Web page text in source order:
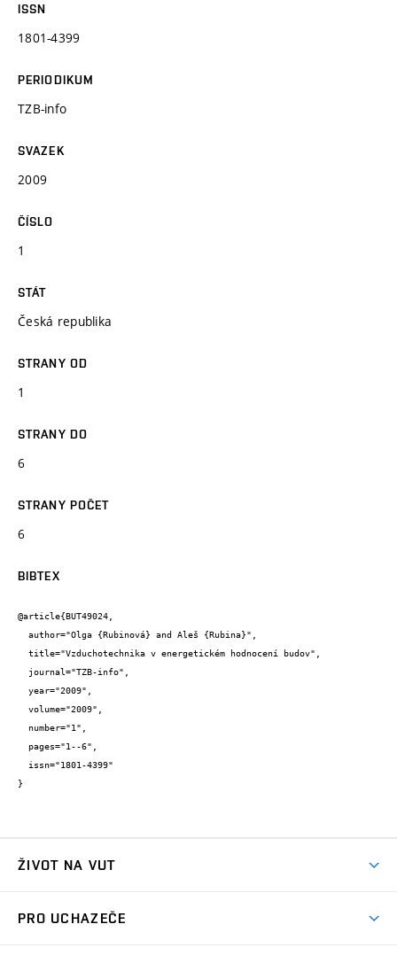
ISSN
1801-4399
PERIODIKUM
TZB-info
SVAZEK
2009
ČÍSLO
1
STÁT
Česká republika
STRANY OD
1
STRANY DO
6
STRANY POČET
6
BIBTEX
@article{BUT49024,
}
ŽIVOT NA VUT
PRO UCHAZEČE